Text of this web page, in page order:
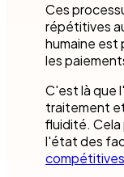
Ces
répétitives
humaine est
les
C'est là que
traitement
fluidité. Cela
l'état des
compétitives